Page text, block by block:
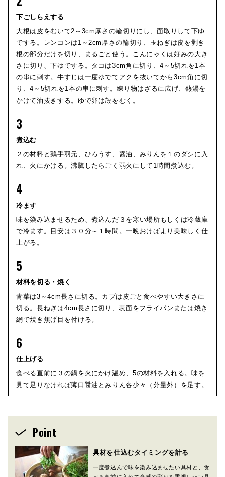
下ごしらえする
大根は皮をむいて2～3cm厚さの輪切りにし、面取りして下ゆ
でする。レンコンは1～2cm厚さの輪切り、玉ねぎは皮を剥き
根の部分だけを切り、まるごと使う。こんにゃくは好みの大き
さに切り、下ゆでする。タコは3cm角に切り、4～5切れを1本
の串に刺す。牛すじは一度ゆでてアクを抜いてから3cm角に切
り、4～5切れを1本の串に刺す。練り物はざるに広げ、熱湯を
かけて油抜きする。ゆで卵は殻をむく。
3
煮込む
２の材料と鶏手羽元、ひろうす、醤油、みりんを１のダシに入
れ、火にかける。沸騰したらごく弱火にして1時間煮込む。
4
冷ます
味を染み込ませるため、煮込んだ３を寒い場所もしくは冷蔵庫
で冷ます。目安は３０分～１時間。一晩おけばより美味しく仕
上がる。
5
材料を切る・焼く
青菜は3～4cm長さに切る。カブは皮ごと食べやすい大きさに
切る。長ねぎは4cm長さに切り、表面をフライパンまたは焼き
網で焼き焦げ目を付ける。
6
仕上げる
食べる直前に３の鍋を火にかけ温め、5の材料を入れる。味を
見て足りなければ薄口醤油とみりん各少々（分量外）を足す。
Point
具材を仕込むタイミングを計る
一度煮込んで味を染み込ませたい具材と、食